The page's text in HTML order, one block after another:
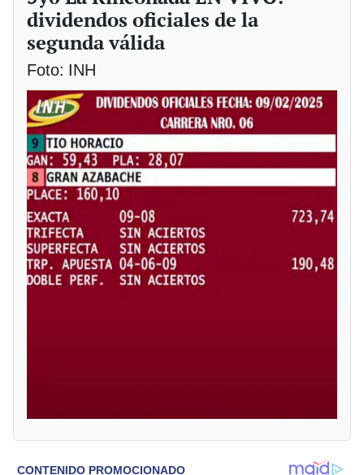
dividendos oficiales de la
segunda válida
Foto: INH